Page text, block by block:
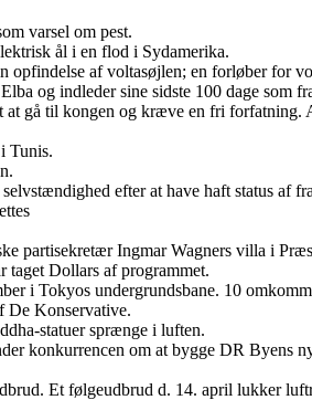
varsel om pest.
ål i en flod i Sydamerika.
af voltasøjlen; en forløber for
og indleder sine sidste 100 dage som
gå til kongen og kræve en fri
Tunis.
efter at have haft status af
partisekretær Ingmar Wagners villa i
taget Dollars af programmet.
i Tokyos undergrundsbane. 10
De Konservative.
statuer sprænge i luften.
konkurrencen om at bygge DR Byens
Et følgeudbrud d. 14. april lukker